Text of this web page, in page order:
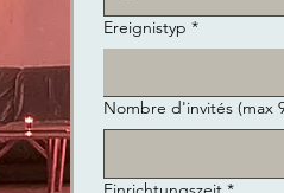
Ereignistyp *
Nombre d'invités (max